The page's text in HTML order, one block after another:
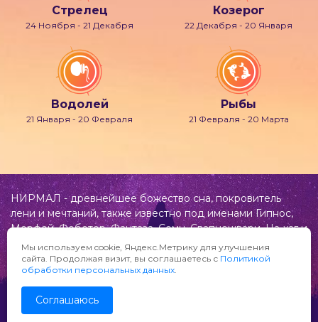
Стрелец
24 Ноября - 21 Декабря
Козерог
22 Декабря - 20 Января
Водолей
21 Января - 20 Февраля
Рыбы
21 Февраля - 20 Марта
НИРМАЛ - древнейшее божество сна, покровитель
лени и мечтаний, также известно под именами Гипнос,
Морфей, Фобетор, Фантаза, Сомн, Свапнещвари, На-хаг и
др.
Предложения и замечания по сайту «Нирмал»
направляйте по адресу:
© «Нирмал» 2010-2026
Мы используем cookie, Яндекс.Метрику для улучшения
сайта. Продолжая визит, вы соглашаетесь с Политикой
обработки персональных данных.
Соглашаюсь